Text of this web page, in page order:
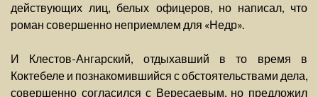
действующих лиц, белых офицеров, но написал, что
роман совершенно неприемлем для «Недр».
И Клестов-Ангарский, отдыхавший в то время в
Коктебеле и познакомившийся с обстоятельствами дела,
совершенно согласился с Вересаевым, но предложил